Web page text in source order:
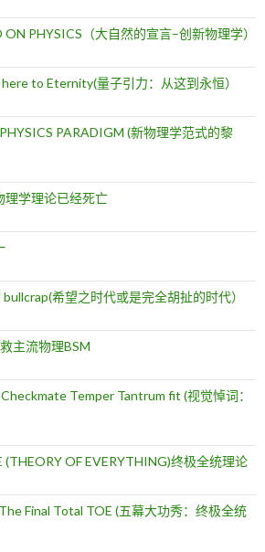
ON PHYSICS（大自然的宣言–创新物理学）
to Eternity(量子引力：从这到永恒）
PARADIGM (新物理学范式的黎
理学理论已经死亡
希望之时代或是完全胡扯的时代）
主流物理BSM
Temper Tantrum fit (视觉悼词：
(THEORY OF EVERYTHING)终极全统理论
Final Total TOE (五幕大功秀：终极全统